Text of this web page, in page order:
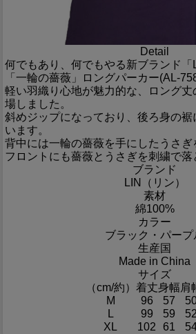
Detail
何でもあり、何でもやる新ブランド
「一輪の薔薇」ロングパーカー(AL-
軽い羽織り心地が魅力的な、ロング
場しました。
斜めジップになっており、後ろ身の
います。
背中には一輪の薔薇を手にしたうさぎ
フロントにも薔薇とうさぎを刺繍で落
ブランド
LIN（リン）
素材
綿100%
カラー
ブラック・パープ
生産国
Made in China
サイズ
（cm/約） 着丈身幅肩
M
96 57
L
99 59 52
XL
102 61